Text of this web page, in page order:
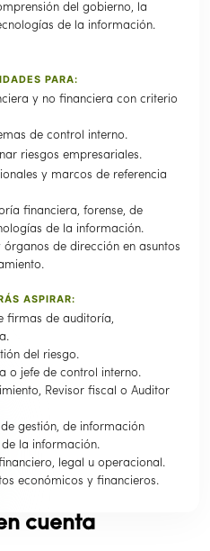
del gobierno, la
de la información.
PARA:
y no financiera con criterio
de control interno.
riesgos empresariales.
y marcos de referencia
financiera, forense, de
de la información.
de dirección en asuntos
ASPIRAR:
firmas de auditoría,
del riesgo.
o jefe de control interno.
Revisor fiscal o Auditor
gestión, de información
la información.
legal u operacional.
económicos y financieros.
cuenta